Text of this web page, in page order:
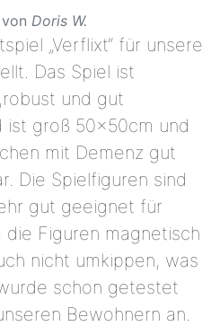
von Doris W.
„Verflixt“ für unsere
Das Spiel ist
und gut
ist groß 50x50cm und
mit Demenz gut
Die Spielfiguren sind
gut geeignet für
Figuren magnetisch
nicht umkippen, was
schon getestet
Bewohnern an.